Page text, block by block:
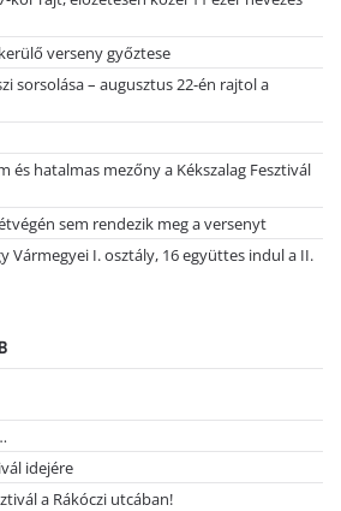
verseny győztese
sorsolása – augusztus 22-én rajtol a
és hatalmas mezőny a Kékszalag Fesztivál
sem rendezik meg a versenyt
Vármegyei I. osztály, 16 együttes indul a II.
idejére
a Rákóczi utcában!